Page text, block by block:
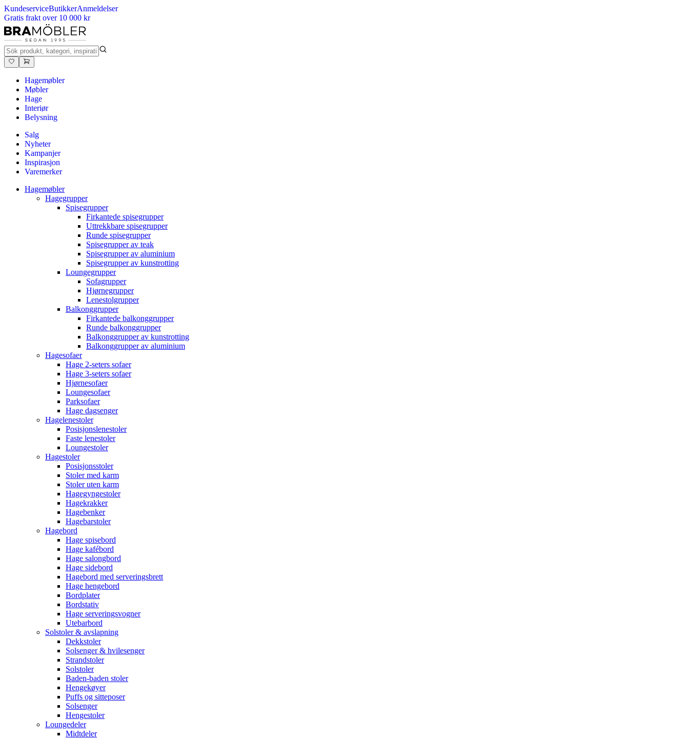
KundeserviceButikkerAnmeldelser
Gratis frakt over 10 000 kr
Hagemøbler
Møbler
Hage
Interiør
Belysning
Salg
Nyheter
Kampanjer
Inspirasjon
Varemerker
Hagemøbler
Hagegrupper
Spisegrupper
Firkantede spisegrupper
Uttrekkbare spisegrupper
Runde spisegrupper
Spisegrupper av teak
Spisegrupper av aluminium
Spisegrupper av kunstrotting
Loungegrupper
Sofagrupper
Hjørnegrupper
Lenestolgrupper
Balkonggrupper
Firkantede balkonggrupper
Runde balkonggrupper
Balkonggrupper av kunstrotting
Balkonggrupper av aluminium
Hagesofaer
Hage 2-seters sofaer
Hage 3-seters sofaer
Hjørnesofaer
Loungesofaer
Parksofaer
Hage dagsenger
Hagelenestoler
Posisjonslenestoler
Faste lenestoler
Loungestoler
Hagestoler
Posisjonsstoler
Stoler med karm
Stoler uten karm
Hagegyngestoler
Hagekrakker
Hagebenker
Hagebarstoler
Hagebord
Hage spisebord
Hage kafébord
Hage salongbord
Hage sidebord
Hagebord med serveringsbrett
Hage hengebord
Bordplater
Bordstativ
Hage serveringsvogner
Utebarbord
Solstoler & avslapning
Dekkstoler
Solsenger & hvilesenger
Strandstoler
Solstoler
Baden-baden stoler
Hengekøyer
Puffs og sitteposer
Solsenger
Hengestoler
Loungedeler
Midtdeler